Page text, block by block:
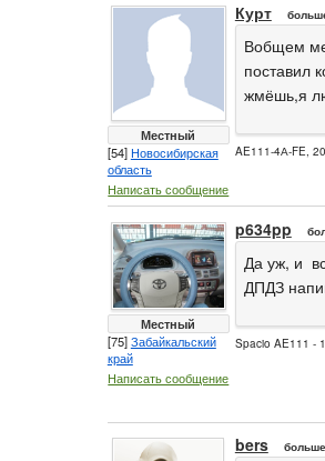
Местный
[54]Новосибирская
область
Написать сообщение
Курт
Вобщем
поставил
жмёшь,я
AE111-4А-FE,
Местный
[75]Забайкальский
край
Написать сообщение
p634pp
Да уж, и
ДПДЗ
Spacio AE111 -
bers